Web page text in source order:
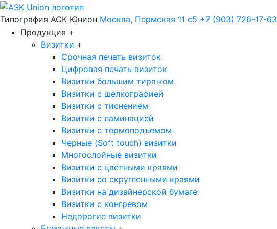
Типография АСК Юнион Москва, Пермская 11 с5 +7 (903) 726-17-63
Продукция +
Визитки +
Срочная печать визиток
Цифровая печать визиток
Визитки большим тиражом
Визитки с шелкографией
Визитки с тиснением
Визитки с ламинацией
Визитки с термоподъемом
Черные (Soft touch) визитки
Многослойные визитки
Визитки с цветными краями
Визитки со скругленными краями
Визитки на дизайнерской бумаге
Визитки с конгревом
Недорогие визитки